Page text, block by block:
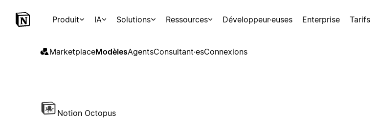
Produit IA Solutions Ressources Développeur·euses Enterprise Tarifs
MarketplaceModèlesAgentsConsultant·esConnexions
Notion Octopus